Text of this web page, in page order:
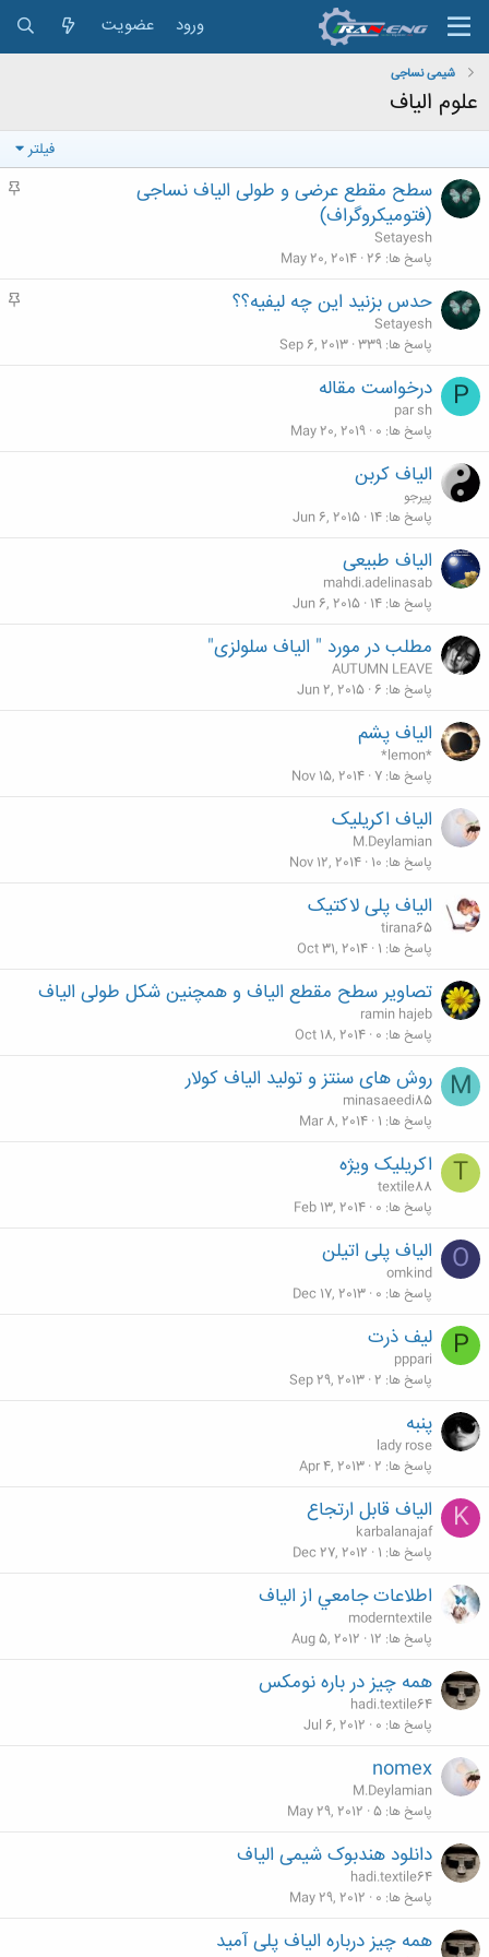
ورود عضویت
شیمی نساجی
علوم الیاف
فیلتر
م
سطح مقطع عرضی و طولی الیاف نساجی
(فتومیکروگراف)
Setayesh
پاسخ ها 26
May 20, 2014
م
حدس بزنید این چه لیفیه؟؟
Setayesh
پاسخ ها 339
Sep 6, 2013
P درخواست مقاله
par sh
پاسخ ها 0
May 20, 2019
الیاف کربن
پیرجو
پاسخ ها 14
Jun 6, 2015
الیاف طبیعی
mahdi.adelinasab
پاسخ ها 14
Jun 6, 2015
مطلب در مورد " الیاف سلولزی"
AUTUMN LEAVE
پاسخ ها 6
Jun 2, 2015
الیاف پشم
*lemon*
پاسخ ها 7
Nov 15, 2014
الیاف اکریلیک
M.Deylamian
پاسخ ها 10
Nov 12, 2014
الیاف پلی لاکتیک
tirana65
پاسخ ها 1
Oct 31, 2014
تصاویر سطح مقطع الیاف و همچنین شکل طولی الیاف
ramin hajeb
پاسخ ها 0
Oct 18, 2014
M روش های سنتز و تولید الیاف کولار
minasaeedi85
پاسخ ها 1
Mar 8, 2014
T اکریلیک ویژه
textile88
پاسخ ها 0
Feb 13, 2014
O الیاف پلی اتیلن
omkind
پاسخ ها 0
Dec 17, 2013
P لیف ذرت
pppari
پاسخ ها 2
Sep 29, 2013
پنبه
lady rose
پاسخ ها 2
Apr 4, 2013
K الیاف قابل ارتجاع
karbalanajaf
پاسخ ها 1
Dec 27, 2012
اطلاعات جامعي از الياف
moderntextile
پاسخ ها 12
Aug 5, 2012
همه چیز در باره نومکس
hadi.textile64
پاسخ ها 0
Jul 6, 2012
nomex
M.Deylamian
پاسخ ها 5
May 29, 2012
دانلود هندبوک شیمی الیاف
hadi.textile64
پاسخ ها 0
May 29, 2012
همه چیز درباره الیاف پلی آمید